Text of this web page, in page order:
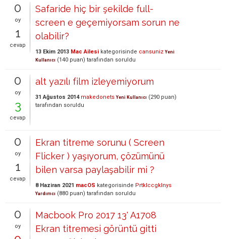
0
oy
1
cevap
Safaride hiç bir şekilde full-
screen e geçemiyorsam sorun ne
olabilir?
13 Ekim 2013 Mac Ailesi kategorisinde cansuniz Yeni
Kullanıcı (140 puan) tarafından soruldu
0
oy
3
cevap
alt yazılı film izleyemiyorum
31 Ağustos 2014 makedonets Yeni Kullanıcı (290 puan)
tarafından soruldu
0
oy
1
cevap
Ekran titreme sorunu ( Screen
Flicker ) yaşıyorum, çözümünü
bilen varsa paylaşabilir mi ?
8 Haziran 2021 macOS kategorisinde Prtklccgklnys
Yardımcı (880 puan) tarafından soruldu
0
oy
Macbook Pro 2017 13' A1708
Ekran titremesi görüntü gitti